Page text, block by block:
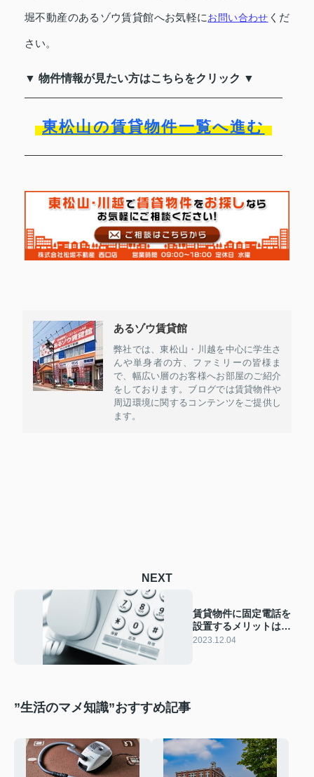
堀不動産のあるゾウ賃貸館へお気軽にお問い合わせ くだ
さい。
▼ 物件情報が見たい方はこちらをクリック ▼
東松山の賃貸物件一覧へ進む
あるゾウ賃貸館
弊社では、東松山・川越を中心に学生さ
んや単身者の方、ファミリーの皆様ま
で、幅広い層のお客様へお部屋のご紹介
をしております。ブログでは賃貸物件や
周辺環境に関するコンテンツをご提供し
ます。
NEXT
賃貸物件に固定電話を
設置するメリットは多
い！開通工事の費用を
2023.12.04
”生活のマメ知識”おすすめ記事